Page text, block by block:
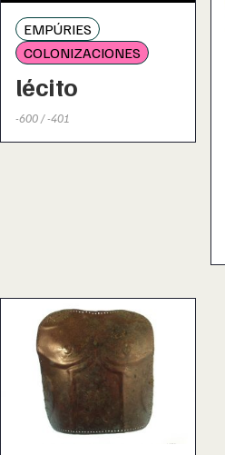
EMPÚRIES
COLONIZACIONES
lécito
-600 / -401